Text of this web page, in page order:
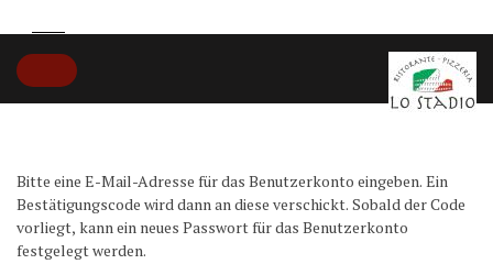
Bitte eine E-Mail-Adresse für das Benutzerkonto eingeben. Ein
Bestätigungscode wird dann an diese verschickt. Sobald der Code
vorliegt, kann ein neues Passwort für das Benutzerkonto
festgelegt werden.